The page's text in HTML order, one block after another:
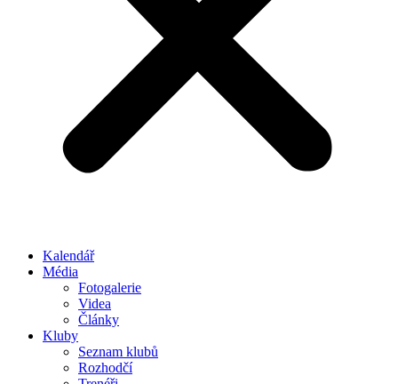
Kalendář
Média
Fotogalerie
Videa
Články
Kluby
Seznam klubů
Rozhodčí